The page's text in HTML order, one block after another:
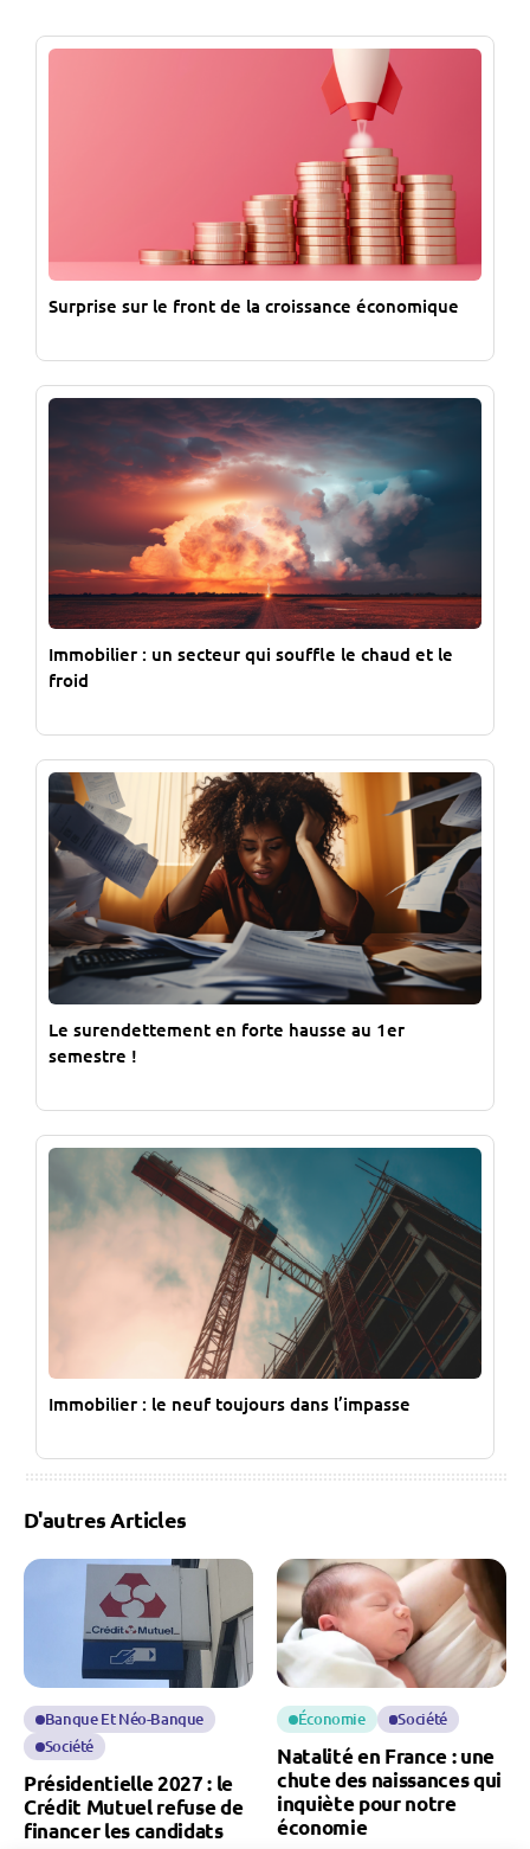
Surprise sur le front de la croissance économique
Immobilier : un secteur qui souffle le chaud et le
froid
Le surendettement en forte hausse au 1er
semestre !
Immobilier : le neuf toujours dans l’impasse
D'autres Articles
Banque Et Néo-Banque
Société
Présidentielle 2027 : le
Crédit Mutuel refuse de
financer les candidats
Économie Société
Natalité en France : une
chute des naissances qui
inquiète pour notre
économie